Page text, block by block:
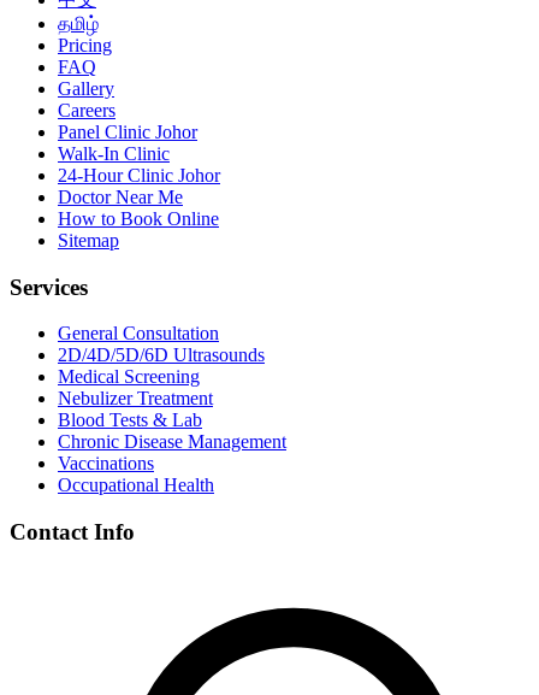
தமிழ்
Pricing
FAQ
Gallery
Careers
Panel Clinic Johor
Walk-In Clinic
24-Hour Clinic Johor
Doctor Near Me
How to Book Online
Sitemap
Services
General Consultation
2D/4D/5D/6D Ultrasounds
Medical Screening
Nebulizer Treatment
Blood Tests & Lab
Chronic Disease Management
Vaccinations
Occupational Health
Contact Info